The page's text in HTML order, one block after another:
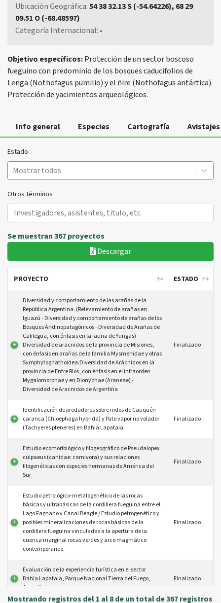
Ubicación Geográfica:54 38 32.13 S (-54.64226), 68 29
09.51 O (-68.48597)
Categoría Internacional: -
Objetivo específicos:Protección de un sector boscoso
fueguino con predominio de los bosques caducifolios de
Lenga (Nothofagus pumilio) y el ñire (Nothofagus antártica).
Protección de yacimientos arqueológicos.
Info general Especies Cartografía Avistajes
Estado
Mostrar todos
Otros términos
Se muestran 367 proyectos
Descargar
PROYECTO
ESTADO
Diversidad y comportamiento de las arañas de la
República Argentina. (Relevamiento de arañas en
Iguazú - Diversidad y comportamiento de arañas de los
Bosques Andinopatagónicos - Diversidad de Arañas de
Calilegua, con énfasis en la fauna de Yungas) -
Diversidad de aracnidos de la provincia de Misiones,
con énfasis en arañas de la familia Mysmenidae y otras
Symphytognathoidea.Diversidad de Arácnidos en la
provincia de Entre Ríos, con énfasis en el infraorden
Mygalomorphae y en Dionychae (Araneae) -
Diversidad de Aracnidos de Argentina
Finalizado
Identificación de predadores sobre nidos de Cauquén
caranca (Chloephaga hybrida) y Pato vapor no volador
(Tachyeres pteneres) en Bahia Lapataia
Finalizado
Estudio ecomorfológico y filogeográfico de Pseudalopex
culpaeus (canidae: carnivora) y sus relaciones
filogenéticas con especies hermanas de América del
Sur
Finalizado
Estudio petrológico-metalogenético de las rocas
básicas y ultrabásicas de la cordillera fueguina entre el
Lago Fagnano y Canal Beagle / Estudio petrogenético y
posibles mineralizaciones de rocas básicas de la
cordillera fueguina vinculadas a la apertura de la
cuenca marginal rocas verdes y arco magmático
contemporaneo.
Finalizado
Evaluación de la experiencia turística en el sector
Bahía Lapataia, Parque Nacional Tierra del Fuego,
Argentina
Finalizado
Mostrando registros del 1 al 8 de un total de 367 registros